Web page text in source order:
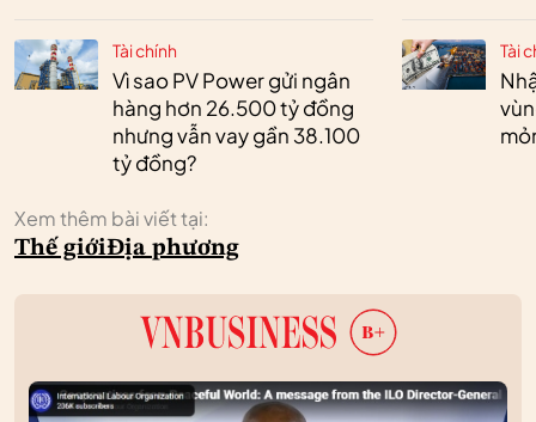
Tài chính
Vì sao PV Power gửi ngân
hàng hơn 26.500 tỷ đồng
nhưng vẫn vay gần 38.100
tỷ đồng?
Tài
Xem thêm bài viết tại:
Thế giớiĐịa phương